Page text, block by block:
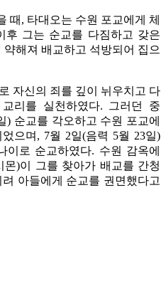
때, 타대오는 수원 포교에게 체
후 그는 순교를 다짐하고 갖은
해져 배교하고 석방되어 집으
자신의 죄를 깊이 뉘우치고 다
리를 실천하였다. 그러던 중
) 순교를 각오하고 수원 포교에
으며, 7월 2일(음력 5월 23일)
이로 순교하였다. 수원 감옥에
)이 그를 찾아가 배교를 간청
아들에게 순교를 권면했다고